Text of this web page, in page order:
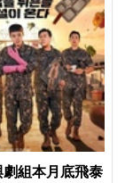
劇組本月底飛泰